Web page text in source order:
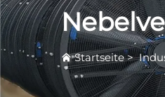
Startseite>